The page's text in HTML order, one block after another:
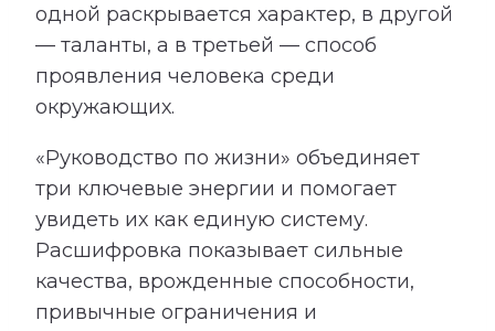
одной раскрывается характер, в другой
— таланты, а в третьей — способ
проявления человека среди
окружающих.
«Руководство по жизни» объединяет
три ключевые энергии и помогает
увидеть их как единую систему.
Расшифровка показывает сильные
качества, врожденные способности,
привычные ограничения и